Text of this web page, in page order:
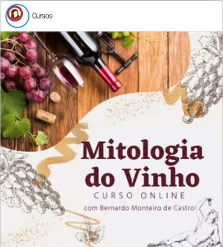
Cursos